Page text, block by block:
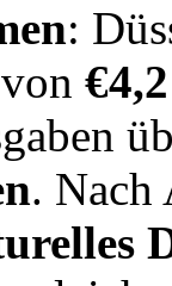
:
. Nach